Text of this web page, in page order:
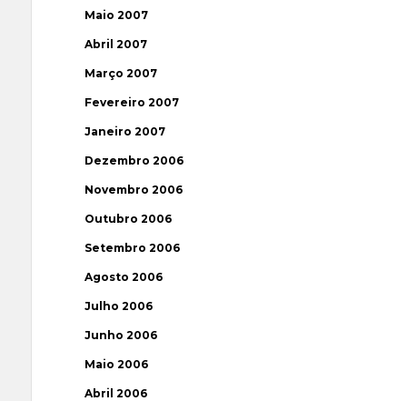
Maio 2007
Abril 2007
Março 2007
Fevereiro 2007
Janeiro 2007
Dezembro 2006
Novembro 2006
Outubro 2006
Setembro 2006
Agosto 2006
Julho 2006
Junho 2006
Maio 2006
Abril 2006